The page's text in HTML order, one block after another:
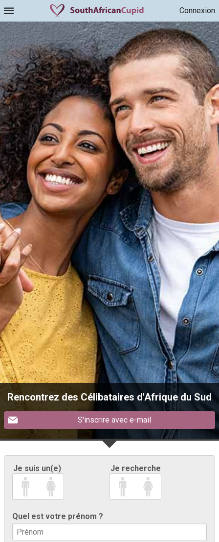
Connexion
Rencontrez des Célibataires d'Afrique du Sud
S'inscrire avec e-mail
Je suis un(e) Je recherche
Quel est votre prénom ?